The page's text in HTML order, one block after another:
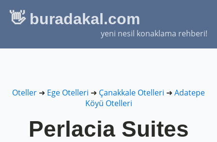
👋 buradakal.com
yeni nesil konaklama rehberi!
Oteller ➜ Ege Otelleri ➜ Çanakkale Otelleri ➜ Adatepe
Köyü Otelleri
Perlacia Suites